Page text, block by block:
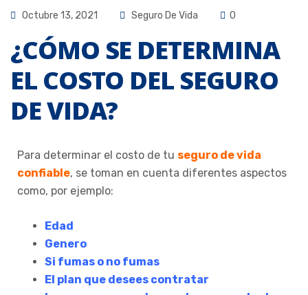
Octubre 13, 2021 Seguro De Vida 0
¿CÓMO SE DETERMINA
EL COSTO DEL SEGURO
DE VIDA?
Para determinar el costo de tu seguro de vida
confiable, se toman en cuenta diferentes aspectos
como, por ejemplo:
Edad
Genero
Si fumas o no fumas
El plan que desees contratar